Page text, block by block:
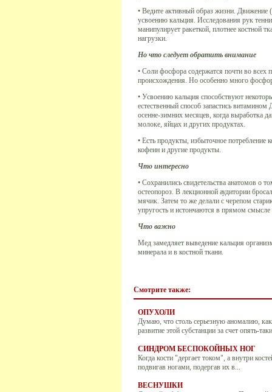
• Ведите активный образ жизни. Движение
усвоению кальция. Исследования рук
манипулирует ракеткой, плотнее костной
нагрузки.
Но что следует обратить внимание
• Соли фосфора содержатся почти во всех
происхождения. Но особенно много
• Усвоению кальция способствуют
естественный способ запастись
осенне-зимних месяцев, когда выработка
молоке, яйцах и других продуктах.
• Есть продукты, избыточное
кофеин и другие продукты.
Что интересно
• Сохранились свидетельства анатомов о
остеопороз. В лекционной аудитории
мячик. Затем то же делали с черепом
упругость и истончаются в прямом
Что важно
Мед замедляет выведение кальция
минерала и в костной ткани.
Смотрите также:
ОПУХОЛИ
Думаю, что столь серьезную аномалию,
развитие этой субстанции за счет опять-
СИНДРОМ БЕСПОКОЙНЫХ НОГ
Когда кости "дергает током", а внутри
подвигав ногами, подергав их в...
ВЕСНУШКИ